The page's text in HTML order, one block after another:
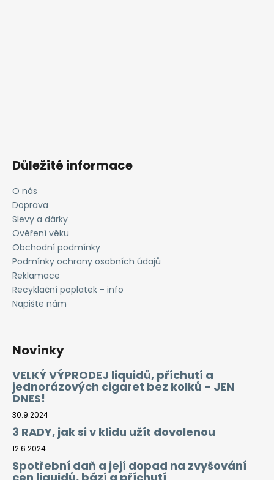
Důležité informace
O nás
Doprava
Slevy a dárky
Ověření věku
Obchodní podmínky
Podmínky ochrany osobních údajů
Reklamace
Recyklační poplatek - info
Napište nám
Novinky
VELKÝ VÝPRODEJ liquidů, příchutí a
jednorázových cigaret bez kolků - JEN
DNES!
30.9.2024
3 RADY, jak si v klidu užít dovolenou
12.6.2024
Spotřební daň a její dopad na zvyšování